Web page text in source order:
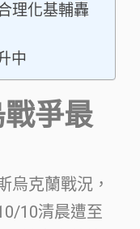
理化基輔轟
中
爭最
烏克蘭戰況，
10清晨遭至